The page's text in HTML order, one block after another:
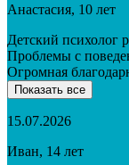
Анастасия, 10 лет
Детский психолог
Проблемы с
Огромная
Показать все
15.07.2026
Иван, 14 лет